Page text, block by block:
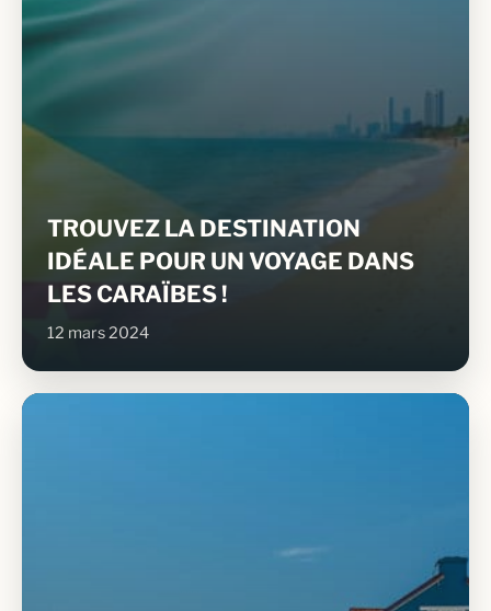
TROUVEZ LA DESTINATION
IDÉALE POUR UN VOYAGE DANS
LES CARAÏBES !
12 mars 2024